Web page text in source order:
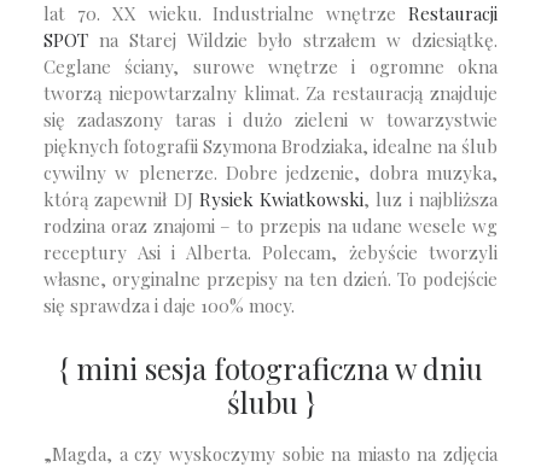
lat 70. XX wieku. Industrialne wnętrze Restauracji
SPOT na Starej Wildzie było strzałem w dziesiątkę.
Ceglane ściany, surowe wnętrze i ogromne okna
tworzą niepowtarzalny klimat. Za restauracją znajduje
się zadaszony taras i dużo zieleni w towarzystwie
pięknych fotografii Szymona Brodziaka, idealne na ślub
cywilny w plenerze. Dobre jedzenie, dobra muzyka,
którą zapewnił DJ Rysiek Kwiatkowski, luz i najbliższa
rodzina oraz znajomi – to przepis na udane wesele wg
receptury Asi i Alberta. Polecam, żebyście tworzyli
własne, oryginalne przepisy na ten dzień. To podejście
się sprawdza i daje 100% mocy.
{ mini sesja fotograficzna w dniu
ślubu }
„Magda, a czy wyskoczymy sobie na miasto na zdjęcia